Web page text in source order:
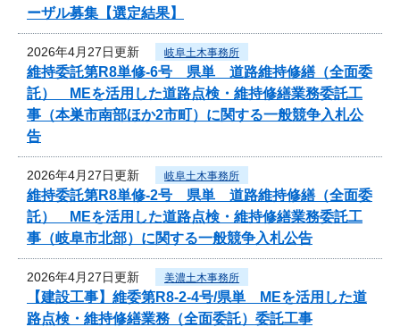
ーザル募集【選定結果】
2026年4月27日更新 岐阜土木事務所
維持委託第R8単修-6号 県単 道路維持修繕（全面委
託） MEを活用した道路点検・維持修繕業務委託工
事（本巣市南部ほか2市町）に関する一般競争入札公
告
2026年4月27日更新 岐阜土木事務所
維持委託第R8単修-2号 県単 道路維持修繕（全面委
託） MEを活用した道路点検・維持修繕業務委託工
事（岐阜市北部）に関する一般競争入札公告
2026年4月27日更新 美濃土木事務所
【建設工事】維委第R8-2-4号/県単 MEを活用した道
路点検・維持修繕業務（全面委託）委託工事